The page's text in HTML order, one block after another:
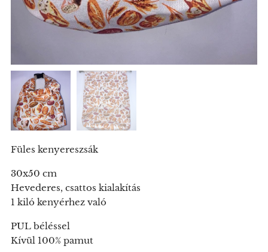
Füles kenyereszsák
30x50 cm
Hevederes, csattos kialakítás
1 kiló kenyérhez való
PUL béléssel
Kívül 100% pamut